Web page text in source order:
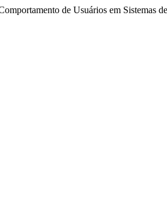
de Usuários em Sistemas